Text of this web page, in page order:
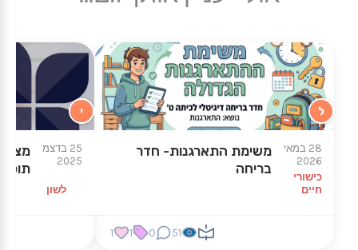
ל
28 במאי
2026
כישורי
חיים
משימת התארגנות- חדר
בריחה
51
0
1
1
י
25 בדצמ
2025
לשון